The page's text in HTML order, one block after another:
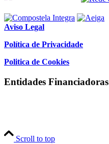
Aviso Legal
Política de Privacidade
Politica de Cookies
Entidades Financiadoras
Scroll to top